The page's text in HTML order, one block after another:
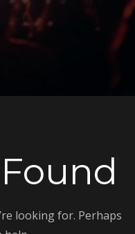
looking for. Perhaps